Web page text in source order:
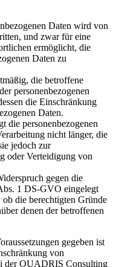
Daten wird von
und zwar für eine
ermöglicht, die
Daten zu
die betroffene
personenbezogenen
die Einschränkung
Daten.
die personenbezogenen
nicht länger, die
jedoch zur
oder Verteidigung von
gegen die
1 DS-GVO eingelegt
die berechtigten Gründe
denen der betroffenen
gegeben ist
von
der QUADRIS Consulting